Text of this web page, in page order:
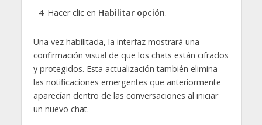
Hacer clic en Habilitar opción.
Una vez habilitada, la interfaz mostrará una
confirmación visual de que los chats están cifrados
y protegidos. Esta actualización también elimina
las notificaciones emergentes que anteriormente
aparecían dentro de las conversaciones al iniciar
un nuevo chat.